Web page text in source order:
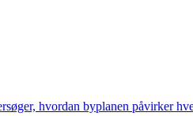
hvordan byplanen påvirker